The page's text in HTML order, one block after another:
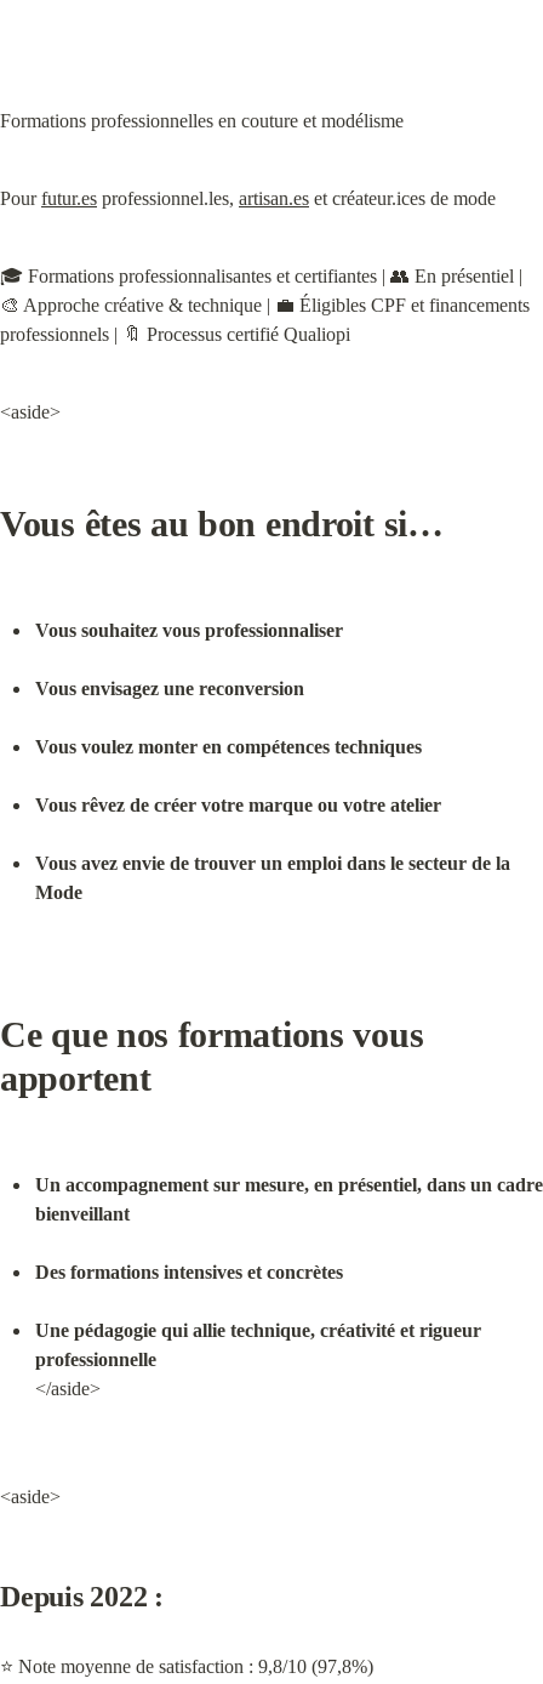
Formations professionnelles en couture et modélisme
Pour futur.es professionnel.les, artisan.es et créateur.ices de mode
🎓 Formations professionnalisantes et certifiantes | 👥 En présentiel |
🎨 Approche créative & technique | 💼 Éligibles CPF et financements
professionnels | 🔖 Processus certifié Qualiopi
<aside>
Vous êtes au bon endroit si…
Vous souhaitez vous professionnaliser
Vous envisagez une reconversion
Vous voulez monter en compétences techniques
Vous rêvez de créer votre marque ou votre atelier
Vous avez envie de trouver un emploi dans le secteur de la
Mode
Ce que nos formations vous
apportent
Un accompagnement sur mesure, en présentiel, dans un cadre
bienveillant
Des formations intensives et concrètes
Une pédagogie qui allie technique, créativité et rigueur
professionnelle
</aside>
<aside>
Depuis 2022 :
⭐ Note moyenne de satisfaction : 9,8/10 (97,8%)